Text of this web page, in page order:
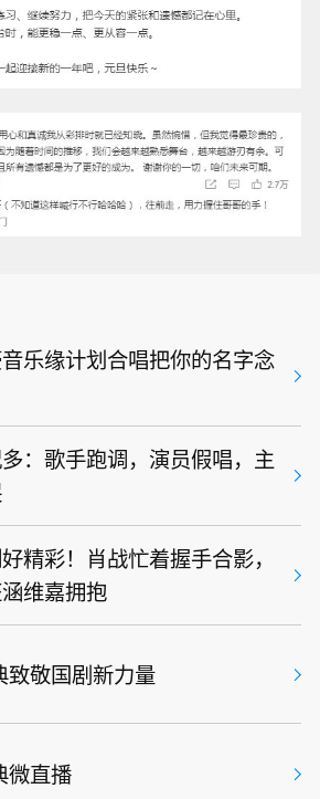
乐缘计划合唱把你的名字念
：歌手跑调，演员假唱，主
精彩！肖战忙着握手合影，
维嘉拥抱
敬国剧新力量
微直播